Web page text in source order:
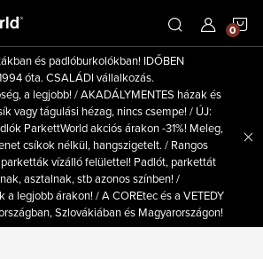
és padlóburkolókban! IDŐBEN
óta. CSALÁDI vállalkozás.
a legjobb! / AKADÁLYMENTES házak és
vagy tágulási hézag, nincs csempe! / ÚJ:
ParkettWorld akciós árakon -31%! Meleg,
csíkok nélkül, hangszigetelt. / Rangos
vízálló felülettel! Padlót, parkettát
asztalnak, stb azonos színben! /
legjobb árakon! / A COREtec és a VETEDY
Szlovákiában és Magyarországon!